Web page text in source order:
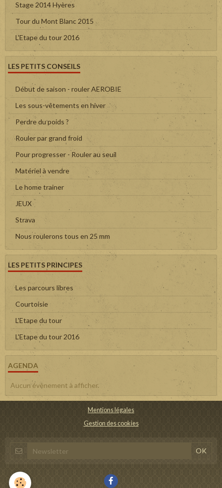
Stage 2014 Hyères
Tour du Mont Blanc 2015
L'Etape du tour 2016
LES PETITS CONSEILS
Début de saison - rouler AEROBIE
Les sous-vêtements en hiver
Perdre du poids ?
Rouler par grand froid
Pour progresser - Rouler au seuil
Matériel à vendre
Le home trainer
JEUX
Strava
Nous roulerons tous en 25 mm
LES PETITS PRINCIPES
Les parcours libres
Courtoisie
L'Etape du tour
L'Etape du tour 2016
AGENDA
Aucun évènement à afficher.
Mentions légales
Gestion des cookies